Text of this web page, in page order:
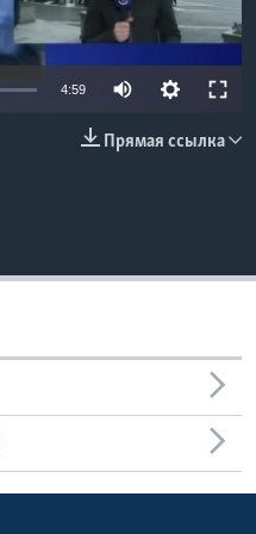
4:59
Прямая ссылка